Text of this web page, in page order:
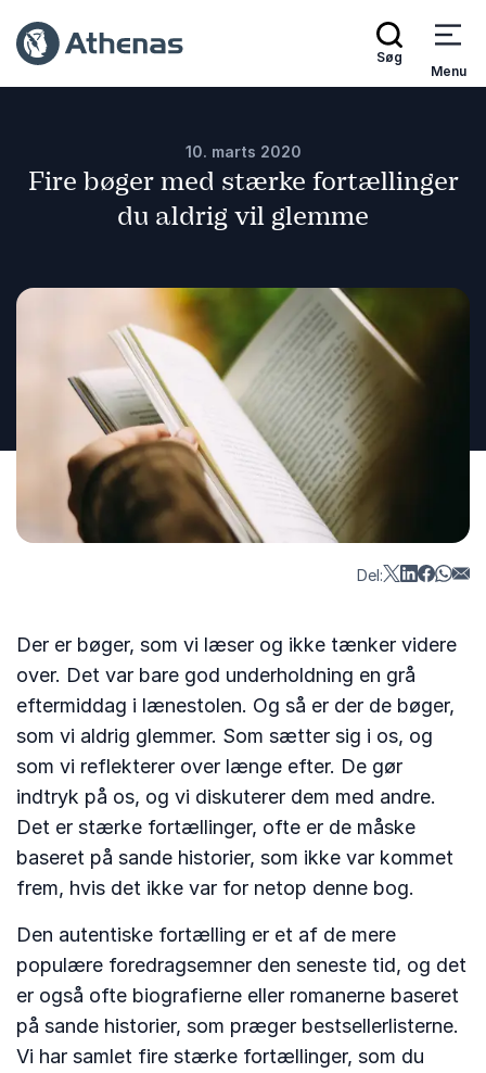
Søg
Menu
10. marts 2020
Fire bøger med stærke fortællinger
du aldrig vil glemme
Del:
Der er bøger, som vi læser og ikke tænker videre
over. Det var bare god underholdning en grå
eftermiddag i lænestolen. Og så er der de bøger,
som vi aldrig glemmer. Som sætter sig i os, og
som vi reflekterer over længe efter. De gør
indtryk på os, og vi diskuterer dem med andre.
Det er stærke fortællinger, ofte er de måske
baseret på sande historier, som ikke var kommet
frem, hvis det ikke var for netop denne bog.
Den autentiske fortælling er et af de mere
populære foredragsemner den seneste tid, og det
er også ofte biografierne eller romanerne baseret
på sande historier, som præger bestsellerlisterne.
Vi har samlet fire stærke fortællinger, som du